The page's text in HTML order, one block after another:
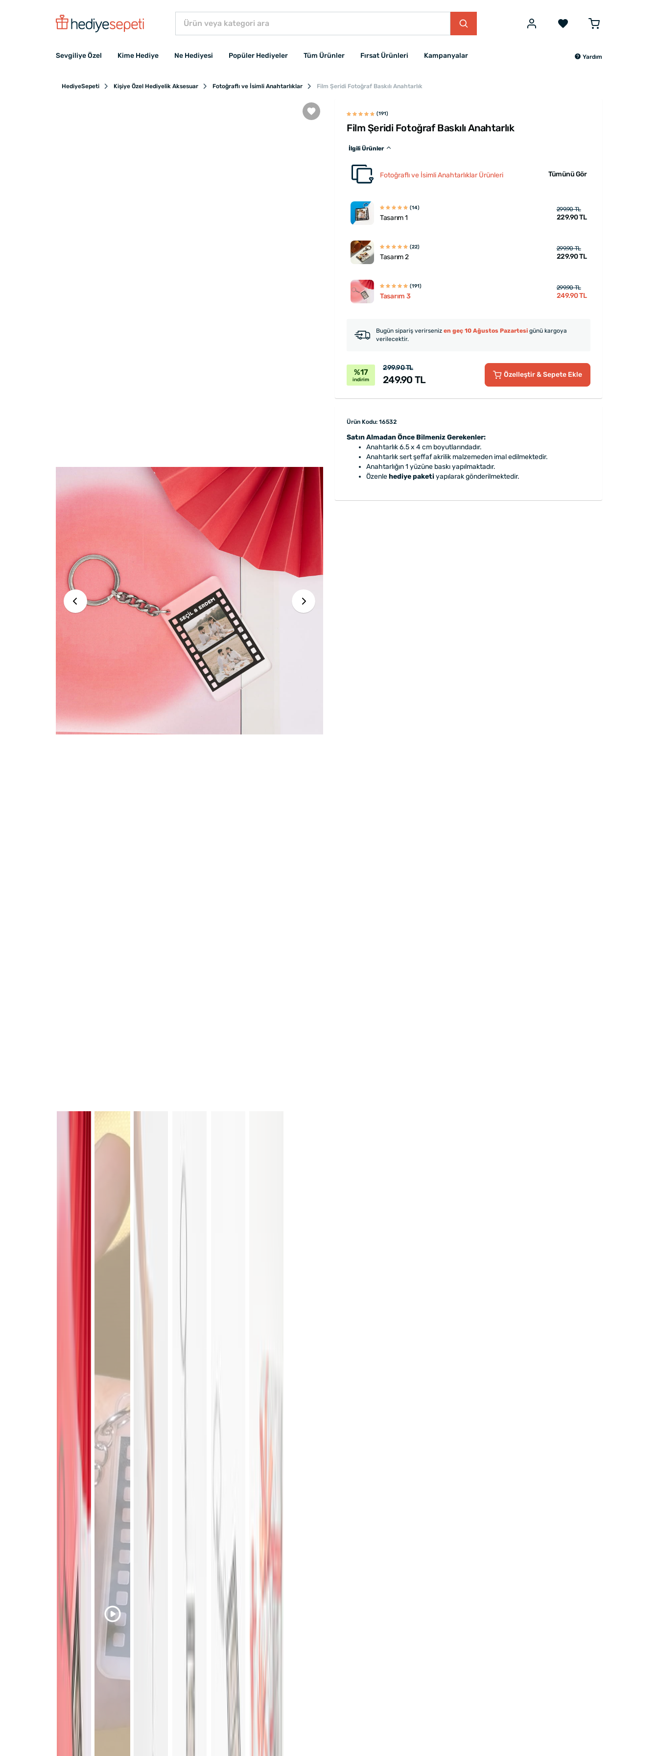
Sevgiliye Özel Kime Hediye Ne Hediyesi Popüler Hediyeler Tüm Ürünler Fırsat Ürünleri Kampanyalar Yardım
HediyeSepeti Kişiye Özel Hediyelik Aksesuar Fotoğraflı ve İsimli Anahtarlıklar Film Şeridi Fotoğraf Baskılı Anahtarlık
(191)
Film Şeridi Fotoğraf Baskılı Anahtarlık
İlgili Ürünler
Fotoğraflı ve İsimli Anahtarlıklar Ürünleri Tümünü Gör
(14)
Tasarım 1
299.90 TL
229.90 TL
(22)
Tasarım 2
299.90 TL
229.90 TL
(191)
Tasarım 3
299.90 TL
249.90 TL
Bugün sipariş verirseniz en geç 10 Ağustos Pazartesi günü kargoya
verilecektir.
%17
indirim
299.90 TL
249.90 TL Özelleştir& Sepete Ekle
Ürün Kodu: 16532
Satın Almadan Önce Bilmeniz Gerekenler:
Anahtarlık 6.5 x 4 cm boyutlarındadır.
Anahtarlık sert şeffaf akrilik malzemeden imal edilmektedir.
Anahtarlığın 1 yüzüne baskı yapılmaktadır.
Özenlehediye paketiyapılarak gönderilmektedir.